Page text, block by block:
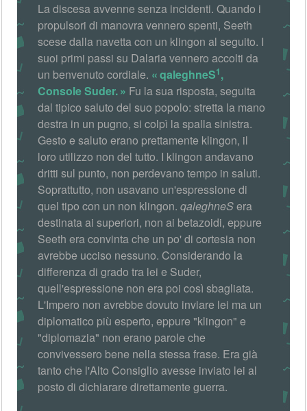
La discesa avvenne senza incidenti. Quando i
propulsori di manovra vennero spenti, Seeth
scese dalla navetta con un klingon al seguito. I
suoi primi passi su Dalaria vennero accolti da
un benvenuto cordiale.
qaleghneS1,
Console Suder.
Fu la sua risposta, seguita
dal tipico saluto del suo popolo: stretta la mano
destra in un pugno, si colpì la spalla sinistra.
Gesto e saluto erano prettamente klingon, il
loro utilizzo non del tutto. I klingon andavano
dritti sul punto, non perdevano tempo in saluti.
Soprattutto, non usavano un'espressione di
quel tipo con un non klingon.qaleghneSera
destinata ai superiori, non ai betazoidi, eppure
Seeth era convinta che un po' di cortesia non
avrebbe ucciso nessuno. Considerando la
differenza di grado tra lei e Suder,
quell'espressione non era poi così sbagliata.
L'Impero non avrebbe dovuto inviare lei ma un
diplomatico più esperto, eppure "klingon" e
"diplomazia" non erano parole che
convivessero bene nella stessa frase. Era già
tanto che l'Alto Consiglio avesse inviato lei al
posto di dichiarare direttamente guerra.